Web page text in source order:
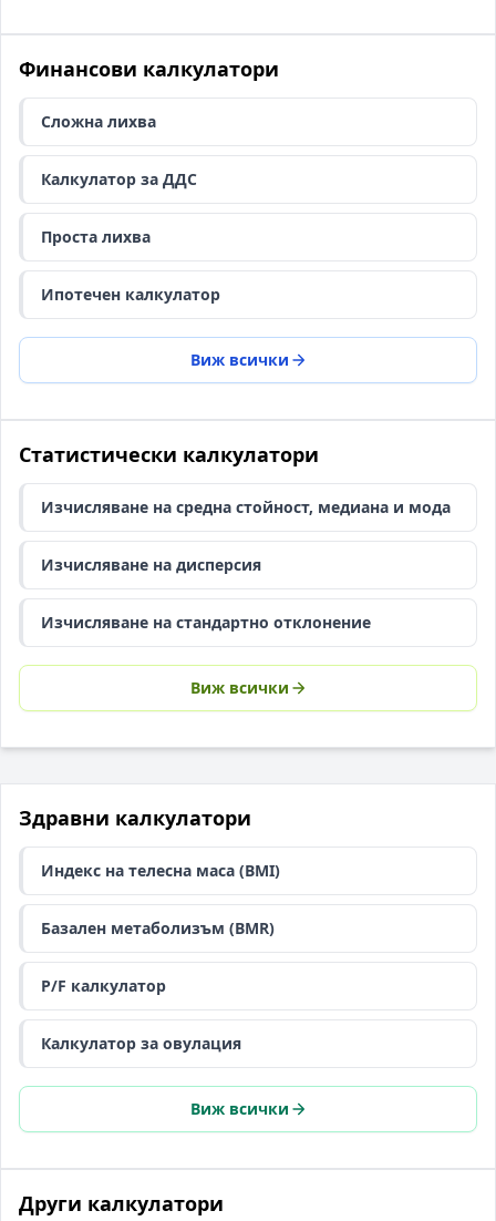
Финансови калкулатори
Сложна лихва
Калкулатор за ДДС
Проста лихва
Ипотечен калкулатор
Виж всички
Статистически калкулатори
Изчисляване на средна стойност, медиана и мода
Изчисляване на дисперсия
Изчисляване на стандартно отклонение
Виж всички
Здравни калкулатори
Индекс на телесна маса (BMI)
Базален метаболизъм (BMR)
P/F калкулатор
Калкулатор за овулация
Виж всички
Други калкулатори